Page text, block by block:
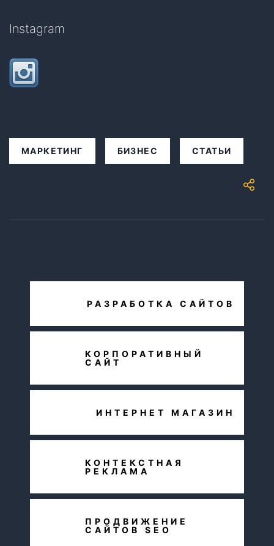
Instagram
МАРКЕТИНГ БИЗНЕС СТАТЬИ
РАЗРАБОТКА САЙТОВ
КОРПОРАТИВНЫЙ
САЙТ
ИНТЕРНЕТ МАГАЗИН
КОНТЕКСТНАЯ
РЕКЛАМА
ПРОДВИЖЕНИЕ
САЙТОВ SEO